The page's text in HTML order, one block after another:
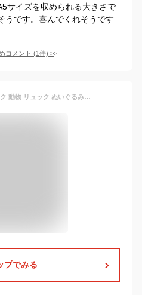
サイズを収められる大きさで
うです。喜んでくれそうです
コメント (1件) >
[nobistar] アニマルリュック 動物 リュック ぬいぐるみバッグ キッズリュック ぬいぐるみ 猫 三毛猫 ym2547-F-25477
プでみる